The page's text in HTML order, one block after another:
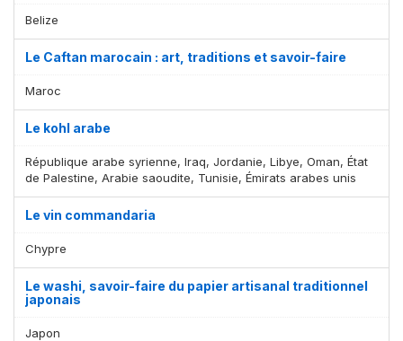
Belize
Le Caftan marocain : art, traditions et savoir-faire
Maroc
Le kohl arabe
République arabe syrienne, Iraq, Jordanie, Libye, Oman, État
de Palestine, Arabie saoudite, Tunisie, Émirats arabes unis
Le vin commandaria
Chypre
Le washi, savoir-faire du papier artisanal traditionnel
japonais
Japon